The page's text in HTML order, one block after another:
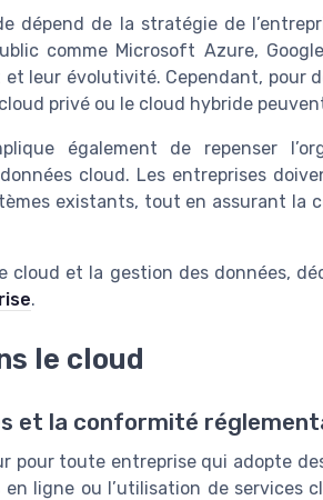
dépend de la stratégie de
comme Microsoft Azure,
leur évolutivité. Cependant, pour
privé ou le cloud hybride
également de repenser
cloud. Les entreprises
existants, tout en assurant la
cloud et la gestion des données,
.
le cloud
et la conformité
pour toute entreprise qui adopte
ligne ou l’utilisation de services